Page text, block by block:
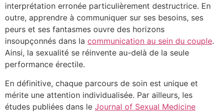
interprétation erronée particulièrement destructrice. En
outre, apprendre à communiquer sur ses besoins, ses
peurs et ses fantasmes ouvre des horizons
insoupçonnés dans la communication au sein du couple.
Ainsi, la sexualité se réinvente au-delà de la seule
performance érectile.
En définitive, chaque parcours de soin est unique et
mérite une attention individualisée. Par ailleurs, les
études publiées dans le Journal of Sexual Medicine